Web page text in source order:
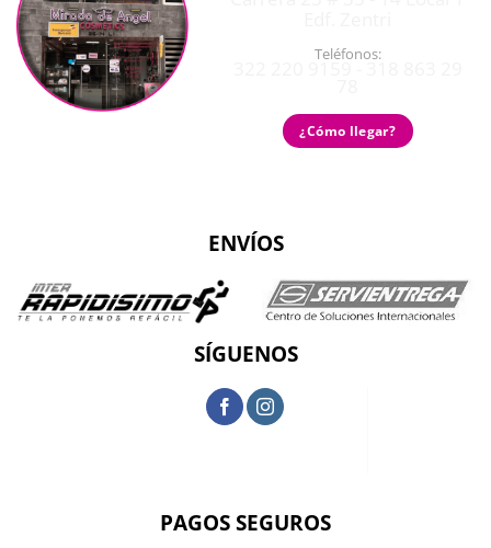
Teléfonos:
¿Cómo llegar?
ENVÍOS
SÍGUENOS
PAGOS SEGUROS